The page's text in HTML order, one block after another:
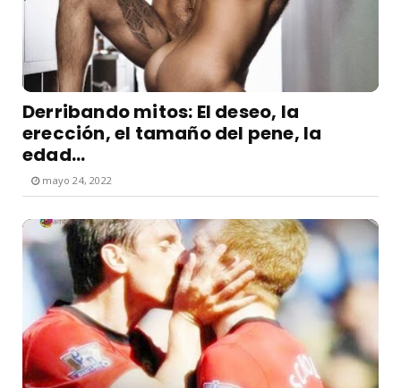
Derribando mitos: El deseo, la
erección, el tamaño del pene, la
edad...
mayo 24, 2022